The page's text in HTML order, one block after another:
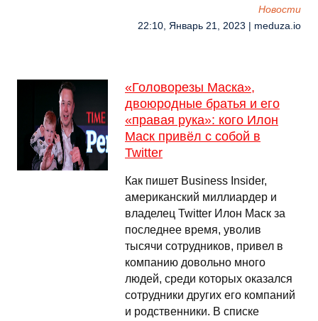
Новости
22:10, Январь 21, 2023 | meduza.io
«Головорезы Маска»,
двоюродные братья и его
«правая рука»: кого Илон
Маск привёл с собой в
Twitter
Как пишет Business Insider,
американский миллиардер и
владелец Twitter Илон Маск за
последнее время, уволив
тысячи сотрудников, привел в
компанию довольно много
людей, среди которых оказался
сотрудники других его компаний
и родственники. В списке